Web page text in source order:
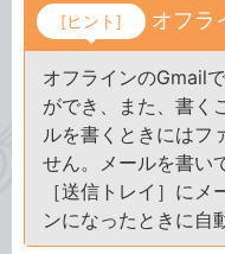
[ヒント] オフラ
オフラインのGmail
ができ、また、書く
ルを書くときにはフ
せん。メールを書い
［送信トレイ］に
ンになったときに自